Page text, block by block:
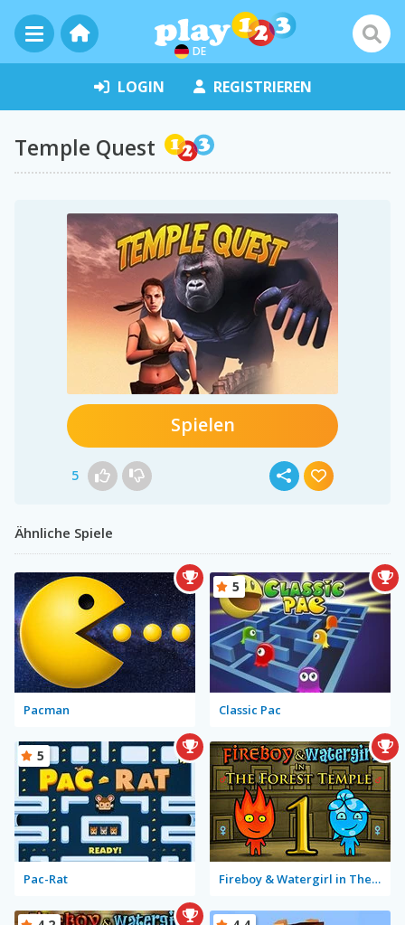
DE
LOGIN REGISTRIEREN
Temple Quest
Spielen
5
Ähnliche Spiele
Pacman Classic Pac
5
Pac-Rat
5
Fireboy & Watergirl in The Forest Temple